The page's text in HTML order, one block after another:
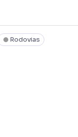
Rodovias